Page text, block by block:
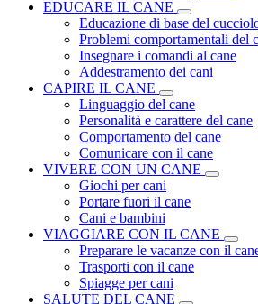
EDUCARE IL CANE
Educazione di base del
Problemi comportamentali del
Insegnare i comandi al cane
Addestramento dei cani
CAPIRE IL CANE
Linguaggio del cane
Personalità e carattere del cane
Comportamento del cane
Comunicare con il cane
VIVERE CON UN CANE
Giochi per cani
Portare fuori il cane
Cani e bambini
VIAGGIARE CON IL CANE
Preparare le vacanze con il
Trasporti con il cane
Spiagge per cani
SALUTE DEL CANE